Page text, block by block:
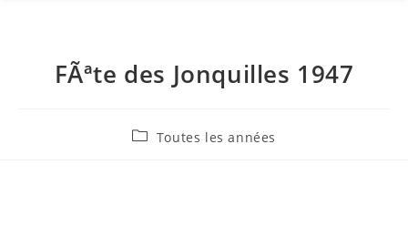
FÃªte des Jonquilles 1947
Toutes les années